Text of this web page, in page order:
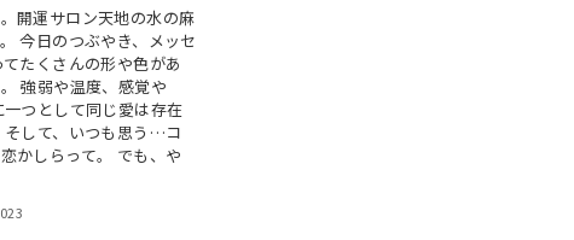
開運サロン天地の水の麻
今日のつぶやき、メッセ
たくさんの形や色があ
強弱や温度、感覚や
つとして同じ愛は存在
そして、いつも思う…コ
かしらって。 でも、や